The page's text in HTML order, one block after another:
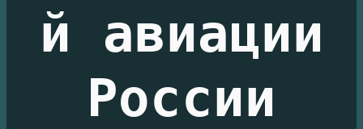
й авиации
России